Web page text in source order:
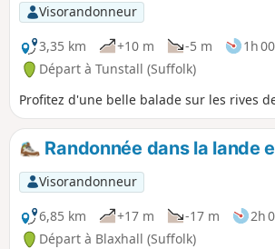
sentier au sud d'Aldeburgh. Autrefois
connue sous le nom de Vale of
Slaughden, la région située en
contrebas d'Aldeburgh offre un vaste
paysage ouvert sur les marais, avec les
eaux larges de l'estuaire de la rivière
Alde qui serpente le long de la côte. Il
fut un temps où Slaughden était un
village de pêcheurs animé, mais
aujourd'hui, tout est sous les vagues et
seule une étroite langue de galets
sépare la mer du Nord des eaux calmes
de la rivière.
Visorandonneur
3,35 km
+10 m -5 m 1h 00
Départ à Tunstall (Suffolk)
Profitez d'une belle balade sur les rives
Randonnée dans la lande
Visorandonneur
6,85 km
+17 m -17 m 2h
Départ à Blaxhall (Suffolk)